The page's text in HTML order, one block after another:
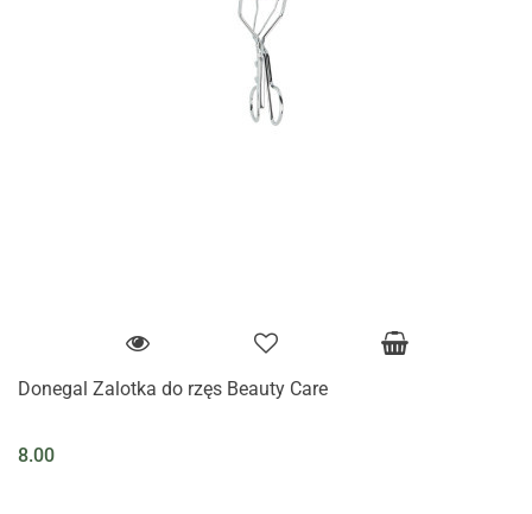
Donegal Zalotka do rzęs Beauty Care
8.00